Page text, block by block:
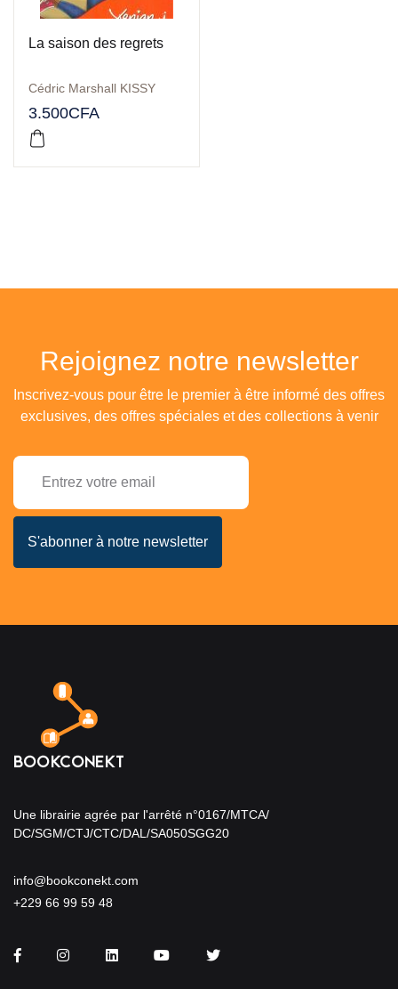
La saison des regrets
Cédric Marshall KISSY
3.500CFA
Rejoignez notre newsletter
Inscrivez-vous pour être le premier à être informé des offres
exclusives, des offres spéciales et des collections à venir
Une librairie agrée par l'arrêté n°0167/MTCA/
DC/SGM/CTJ/CTC/DAL/SA050SGG20
info@bookconekt.com
+229 66 99 59 48
FacebookInstagramLinkedInYou TubeTwitter